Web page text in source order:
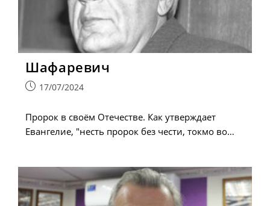
Шафаревич
Запись17/07/2024
Пророк в своём Отечестве. Как утверждает
Евангелие, "несть пророк без чести, токмо во…